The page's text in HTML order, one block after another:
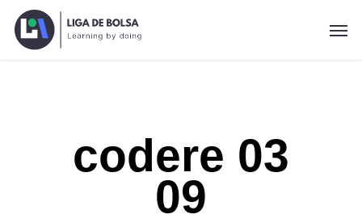
Skip
codere 03
09